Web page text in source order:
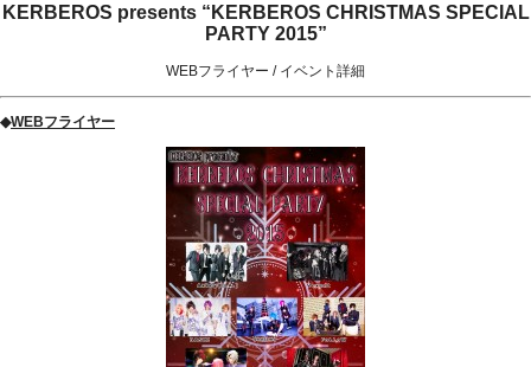
KERBEROS presents “KERBEROS CHRISTMAS SPECIAL
PARTY 2015”
WEBフライヤー / イベント詳細
◆WEBフライヤー